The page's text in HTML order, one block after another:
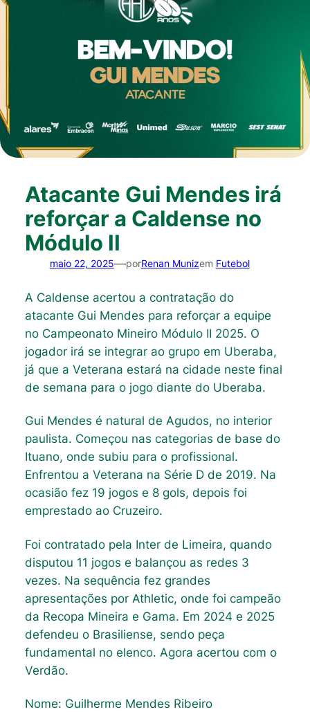
Atacante Gui Mendes irá
reforçar a Caldense no
Módulo II
maio 22, 2025—porRenan Munizem Futebol
A Caldense acertou a contratação do
atacante Gui Mendes para reforçar a equipe
no Campeonato Mineiro Módulo II 2025. O
jogador irá se integrar ao grupo em Uberaba,
já que a Veterana estará na cidade neste final
de semana para o jogo diante do Uberaba.
Gui Mendes é natural de Agudos, no interior
paulista. Começou nas categorias de base do
Ituano, onde subiu para o profissional.
Enfrentou a Veterana na Série D de 2019. Na
ocasião fez 19 jogos e 8 gols, depois foi
emprestado ao Cruzeiro.
Foi contratado pela Inter de Limeira, quando
disputou 11 jogos e balançou as redes 3
vezes. Na sequência fez grandes
apresentações por Athletic, onde foi campeão
da Recopa Mineira e Gama. Em 2024 e 2025
defendeu o Brasiliense, sendo peça
fundamental no elenco. Agora acertou com o
Verdão.
Nome: Guilherme Mendes Ribeiro